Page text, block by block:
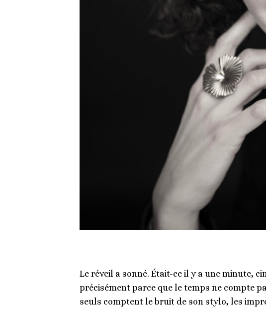
Le réveil a sonné. Était-ce il y a une minute,
précisément parce que le temps ne compte
seuls comptent le bruit de son stylo, les